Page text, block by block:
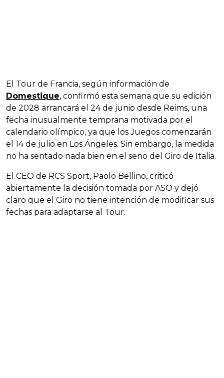
El Tour de Francia, según información de
Domestique, confirmó esta semana que su edición
de 2028 arrancará el 24 de junio desde Reims, una
fecha inusualmente temprana motivada por el
calendario olímpico, ya que los Juegos comenzarán
el 14 de julio en Los Ángeles. Sin embargo, la medida
no ha sentado nada bien en el seno del Giro de Italia.
El CEO de RCS Sport, Paolo Bellino, criticó
abiertamente la decisión tomada por ASO y dejó
claro que el Giro no tiene intención de modificar sus
fechas para adaptarse al Tour.